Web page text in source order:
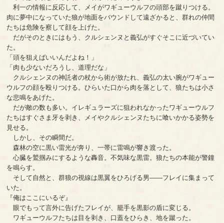
利一の情報に反応して、メイがワギューウルフの頭部を蹴りつける。
肉に夢中になっていた狼が地面をバウンドして遠ざかると、群れの仲間
たちは危険を察して顔を上げた。
だがそのときにはもう、クルシェンヌと義弘がすぐそこに近づいてい
た。
「頭を狙えばいいんだよね！」
「肉も少ないだろうし、道理だな」
クルシェンヌの神託者の杖から術が放たれ、義弘の太い腕がワギュー
ウルフの顔を殴りつける。ひらいた口から肉を落として、狼たちは小さ
な悲鳴をあげた。
だが敵の数も多い。イレギュラーズに狙われなかったワギューウルフ
たちはすぐさま牙を剥き、メイやクルシェンヌたちに喰いかかる姿勢を
見せる。
しかし、その瞬間だ。
森林の空に黒い雷光が奔り、一帯に雷鳴が響き渡った。
心臓を鷲掴みにするような轟音。不気味な黒雷。狼たちの本能が警鐘
を鳴らす。
そして自然と、群狼の視線は黒翼をひろげる男――フレイに集まって
いた。
『俺はここにいるぞ』
眼でもって言外に告げたフレイが、籠手を黒影の盾に変じる。
ワギューウルフたちは目を剥き、口蓋をひらき、地を蹴った。